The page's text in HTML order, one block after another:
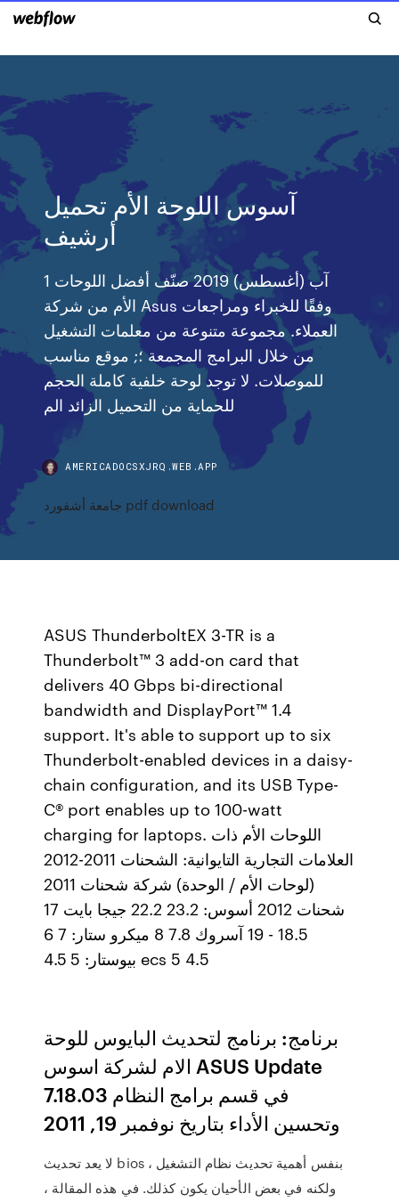
آسوس اللوحة الأم تحميل
أرشيف
1 آب (أغسطس) 2019 صنّف أفضل اللوحات
الأم من شركة Asus وفقًا للخبراء ومراجعات
العملاء. مجموعة متنوعة من معلمات التشغيل
من خلال البرامج المجمعة ؛; موقع مناسب
للموصلات. لا توجد لوحة خلفية كاملة الحجم
للحماية من التحميل الزائد الم
AMERICADOCSXJRQ.WEB.APP
جامعة أشفورد pdf download
ASUS ThunderboltEX 3-TR is a
Thunderbolt™ 3 add-on card that
delivers 40 Gbps bi-directional
bandwidth and DisplayPort™ 1.4
support. It's able to support up to six
Thunderbolt-enabled devices in a daisy-
chain configuration, and its USB Type-
C® port enables up to 100-watt
charging for laptops. اللوحات الأم ذات
العلامات التجارية التايوانية: الشحنات 2011-2012
(لوحات الأم / الوحدة) شركة شحنات 2011
شحنات 2012 أسوس: 23.2 22.2 جيجا بايت 17
18.5 - 19 آسروك 7.8 8 ميكرو ستار: 7 6
بيوستار: 5 4.5 ecs 5 4.5
برنامج: برنامج لتحديث البايوس للوحة
الام لشركة اسوس ASUS Update
7.18.03 في قسم برامج النظام
وتحسين الأداء بتاريخ ‏نوفمبر 19, 2011
لا يعد تحديث bios بنفس أهمية تحديث نظام التشغيل ،
ولكنه في بعض الأحيان يكون كذلك. في هذه المقالة ،